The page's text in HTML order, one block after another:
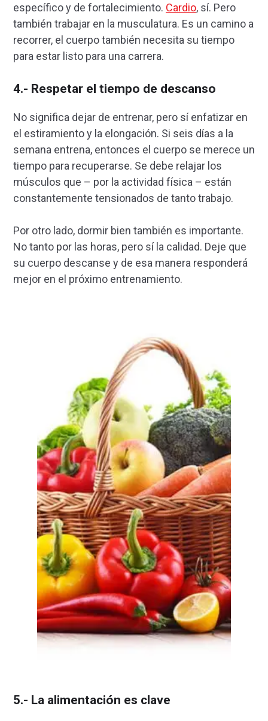
específico y de fortalecimiento. Cardio, sí. Pero
también trabajar en la musculatura. Es un camino a
recorrer, el cuerpo también necesita su tiempo
para estar listo para una carrera.
4.- Respetar el tiempo de descanso
No significa dejar de entrenar, pero sí enfatizar en
el estiramiento y la elongación. Si seis días a la
semana entrena, entonces el cuerpo se merece un
tiempo para recuperarse. Se debe relajar los
músculos que – por la actividad física – están
constantemente tensionados de tanto trabajo.
Por otro lado, dormir bien también es importante.
No tanto por las horas, pero sí la calidad. Deje que
su cuerpo descanse y de esa manera responderá
mejor en el próximo entrenamiento.
5.- La alimentación es clave